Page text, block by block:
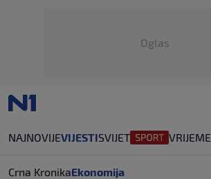
Oglas
NAJNOVIJEVIJESTISVIJET VRIJEME
Crna KronikaEkonomija